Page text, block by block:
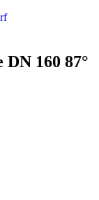
DN 160 87°